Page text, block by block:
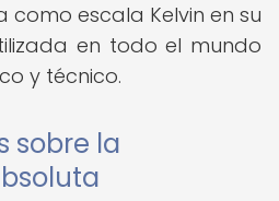
escala Kelvin en su
en todo el mundo
y técnico.
sobre la